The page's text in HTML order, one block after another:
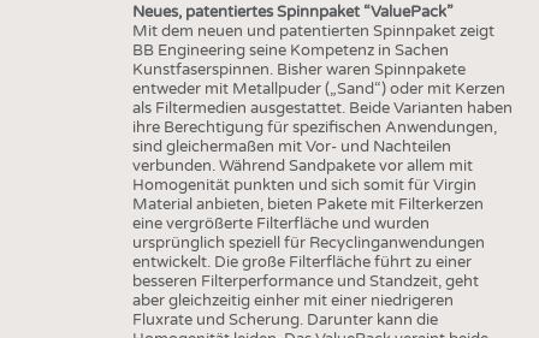
PUBLIKATIONEN
Neues, patentiertes Spinnpaket “ValuePack”
Mit dem neuen und patentierten Spinnpaket zeigt
BB Engineering seine Kompetenz in Sachen
Kunstfaserspinnen. Bisher waren Spinnpakete
entweder mit Metallpuder („Sand“) oder mit Kerzen
als Filtermedien ausgestattet. Beide Varianten haben
ihre Berechtigung für spezifischen Anwendungen,
sind gleichermaßen mit Vor- und Nachteilen
verbunden. Während Sandpakete vor allem mit
Homogenität punkten und sich somit für Virgin
Material anbieten, bieten Pakete mit Filterkerzen
eine vergrößerte Filterfläche und wurden
ursprünglich speziell für Recyclinganwendungen
entwickelt. Die große Filterfläche führt zu einer
besseren Filterperformance und Standzeit, geht
aber gleichzeitig einher mit einer niedrigeren
Fluxrate und Scherung. Darunter kann die